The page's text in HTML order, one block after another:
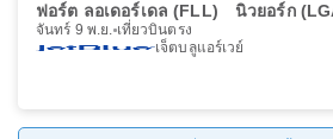
ฟอร์ต ลอเดอร์เดล (FLL) นิวยอร์ก
จันทร์ 9 พ.ย. เที่ยวบินตรง
เจ็ตบลูแอร์เวย์